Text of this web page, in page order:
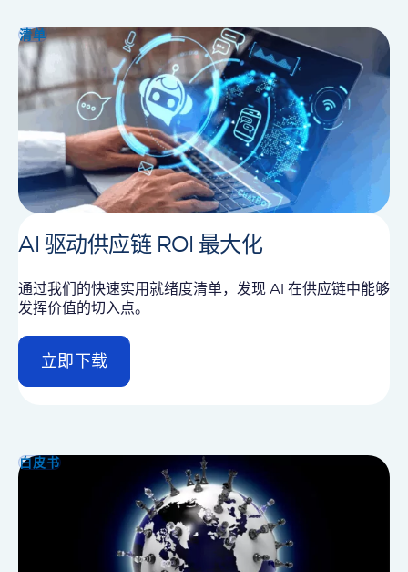
i
清单
AI 驱动供应链 ROI 最大化
通过我们的快速实用就绪度清单，发现 AI 在供应链中能够
发挥价值的切入点。
立即下载
d
e
白皮书